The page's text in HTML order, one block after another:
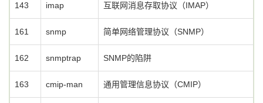
143 imap 互联网消息存取协议（IMAP）
161 snmp 简单网络管理协议（SNMP）
162 snmptrap SNMP的陷阱
163 cmip-man 通用管理信息协议（CMIP）